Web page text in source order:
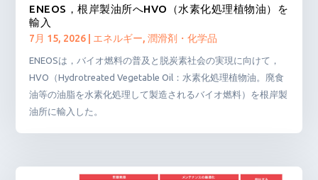
ENEOS，根岸製油所へHVO（水素化処理植物油）を
輸入
7月 15, 2026 エネルギー,潤滑剤・化学品
ENEOSは，バイオ燃料の普及と脱炭素社会の実現に向けて，
HVO（Hydrotreated Vegetable Oil：水素化処理植物油。廃食
油等の油脂を水素化処理して製造されるバイオ燃料）を根岸製
油所に輸入した。